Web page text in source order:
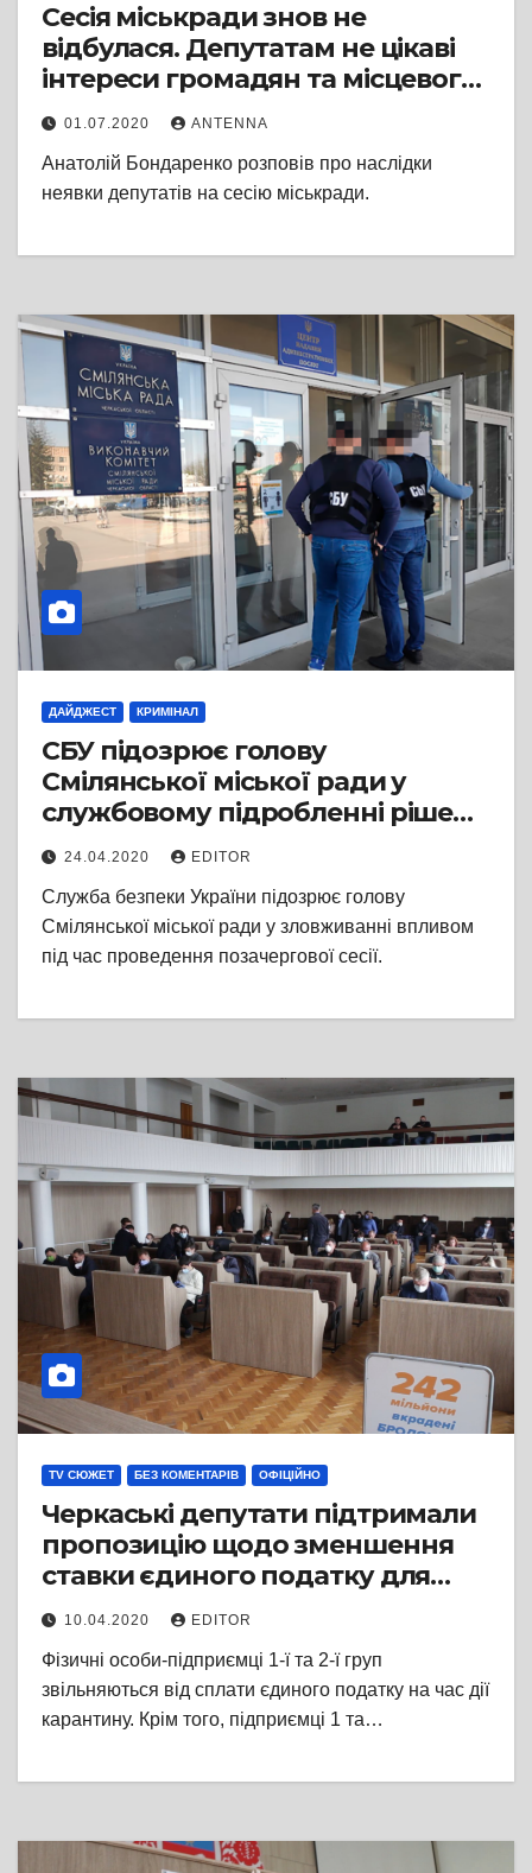
Сесія міськради знов не
відбулася. Депутатам не цікаві
інтереси громадян та місцевого
бізнесу
01.07.2020 ANTENNA
Анатолій Бондаренко розповів про наслідки
неявки депутатів на сесію міськради.
ДАЙДЖЕСТ КРИМІНАЛ
СБУ підозрює голову
Смілянської міської ради у
службовому підробленні рішень
сесії
24.04.2020 EDITOR
Служба безпеки України підозрює голову
Смілянської міської ради у зловживанні впливом
під час проведення позачергової сесії.
TV СЮЖЕТ БЕЗ КОМЕНТАРІВ ОФІЦІЙНО
Черкаські депутати підтримали
пропозицію щодо зменшення
ставки єдиного податку для
підприємців 1-ї та 2-ї груп на час
карантину
10.04.2020 EDITOR
Фізичні особи-підприємці 1-ї та 2-ї груп
звільняються від сплати єдиного податку на час дії
карантину. Крім того, підприємці 1 та…